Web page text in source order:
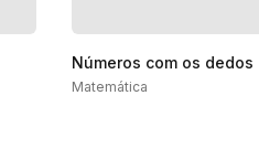
Números com os dedos
Matemática